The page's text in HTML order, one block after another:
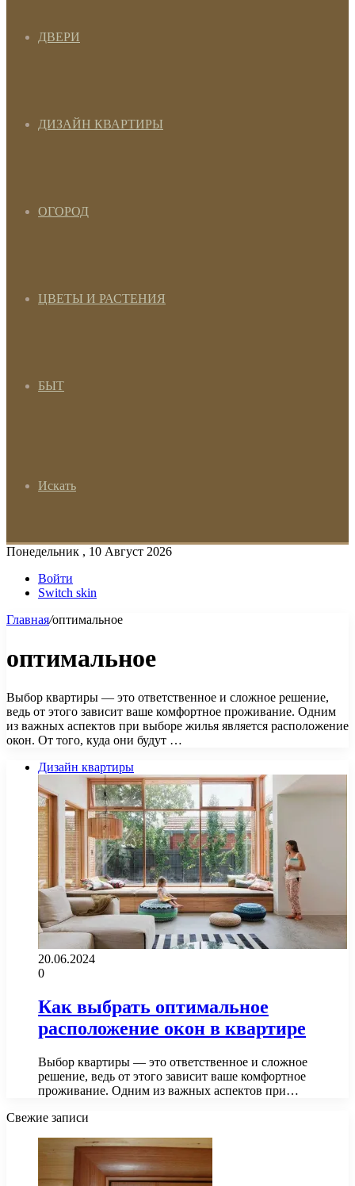
ДВЕРИ
ДИЗАЙН КВАРТИРЫ
ОГОРОД
ЦВЕТЫ И РАСТЕНИЯ
БЫТ
Искать
Понедельник , 10 Август 2026
Войти
Switch skin
Главная/оптимальное
оптимальное
Выбор квартиры — это ответственное и сложное решение,
ведь от этого зависит ваше комфортное проживание. Одним
из важных аспектов при выборе жилья является расположение
окон. От того, куда они будут …
Дизайн квартиры
20.06.2024
0
Как выбрать оптимальное
расположение окон в квартире
Выбор квартиры — это ответственное и сложное
решение, ведь от этого зависит ваше комфортное
проживание. Одним из важных аспектов при…
Свежие записи